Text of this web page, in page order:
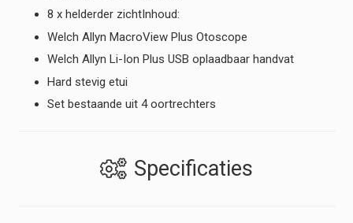
8 x helderder zichtInhoud:
Welch Allyn MacroView Plus Otoscope
Welch Allyn Li-Ion Plus USB oplaadbaar handvat
Hard stevig etui
Set bestaande uit 4 oortrechters
Specificaties